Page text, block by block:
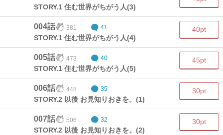
STORY.1 住む世界がちがう人(3)
004話 381 41
STORY.1 住む世界がちがう人(4)
40pt
005話 473 40
STORY.1 住む世界がちがう人(5)
45pt
006話 448 35
STORY.2 以後 お見知りおきを。(1)
30pt
007話 506 32
STORY.2 以後 お見知りおきを。(2)
30pt